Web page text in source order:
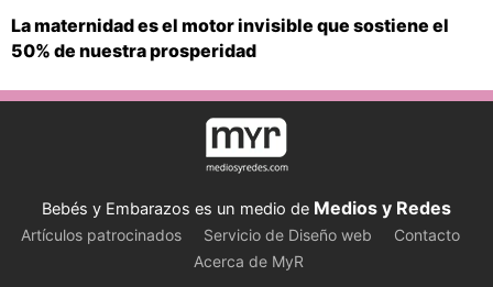
La maternidad es el motor invisible que sostiene el
50% de nuestra prosperidad
Bebés y Embarazos es un medio de Medios y Redes
Artículos patrocinados Servicio de Diseño web
Contacto
Acerca de MyR